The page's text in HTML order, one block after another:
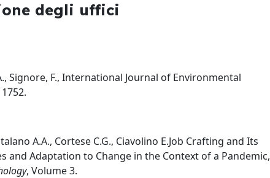
degli uffici
Signore, F., International Journal of Environmental
A.A., Cortese C.G., Ciavolino E.Job Crafting and Its
and Adaptation to Change in the Context of a Pandemic,
, Volume 3.